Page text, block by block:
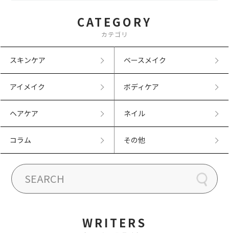
CATEGORY
カテゴリ
スキンケア ベースメイク
アイメイク ボディケア
ヘアケア ネイル
コラム その他
WRITERS